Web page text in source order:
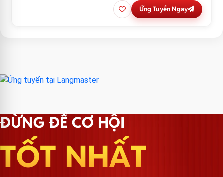
Ứng Tuyển Ngay
ĐỪNG ĐỂ CƠ HỘI
TỐT NHẤT